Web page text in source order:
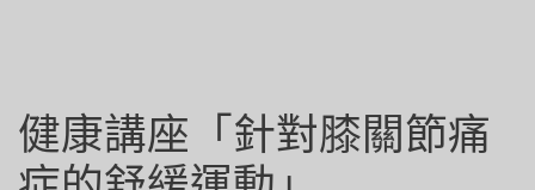
健康講座「針對膝關節痛